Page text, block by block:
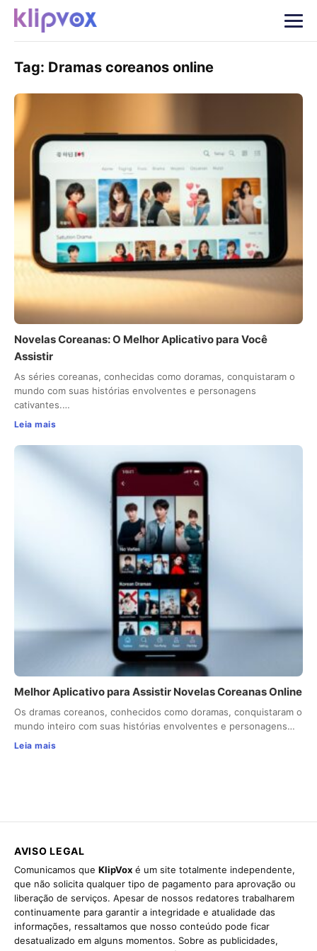
Tag: Dramas coreanos online
Novelas Coreanas: O Melhor Aplicativo para Você
Assistir
As séries coreanas, conhecidas como doramas, conquistaram o
mundo com suas histórias envolventes e personagens
cativantes.…
Leia mais
Melhor Aplicativo para Assistir Novelas Coreanas Online
Os dramas coreanos, conhecidos como doramas, conquistaram o
mundo inteiro com suas histórias envolventes e personagens…
Leia mais
AVISO LEGAL
Comunicamos que KlipVox é um site totalmente independente,
que não solicita qualquer tipo de pagamento para aprovação ou
liberação de serviços. Apesar de nossos redatores trabalharem
continuamente para garantir a integridade e atualidade das
informações, ressaltamos que nosso conteúdo pode ficar
desatualizado em alguns momentos. Sobre as publicidades,